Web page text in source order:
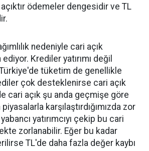
ödemeler dengesidir ve TL
nedeniyle cari açık
Krediler yatırımı değil
tüketim de genellikle
çok desteklenirse cari açık
cari açık şu anda geçmişe göre
karşılaştırdığımızda zor
yatırımcıyı çekip bu cari
zorlanabilir. Eğer bu kadar
TL'de daha fazla değer kaybı